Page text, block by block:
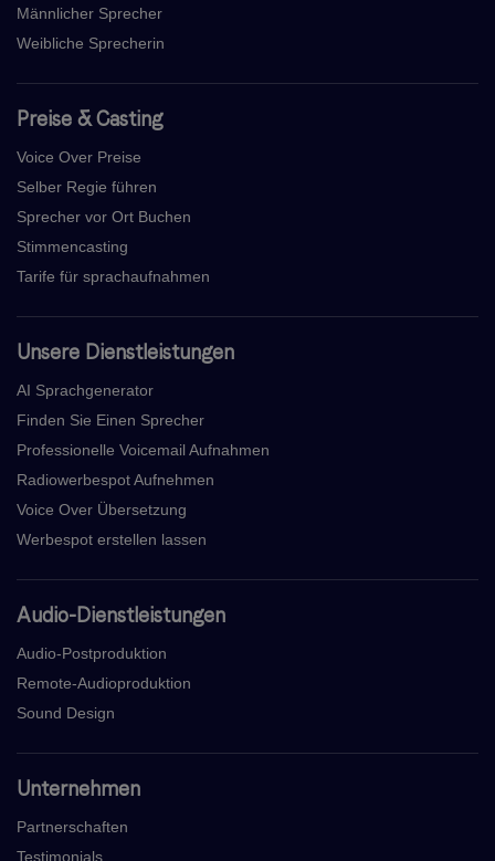
Männlicher Sprecher
Weibliche Sprecherin
Preise & Casting
Voice Over Preise
Selber Regie führen
Sprecher vor Ort Buchen
Stimmencasting
Tarife für sprachaufnahmen
Unsere Dienstleistungen
AI Sprachgenerator
Finden Sie Einen Sprecher
Professionelle Voicemail Aufnahmen
Radiowerbespot Aufnehmen
Voice Over Übersetzung
Werbespot erstellen lassen
Audio-Dienstleistungen
Audio-Postproduktion
Remote-Audioproduktion
Sound Design
Unternehmen
Partnerschaften
Testimonials